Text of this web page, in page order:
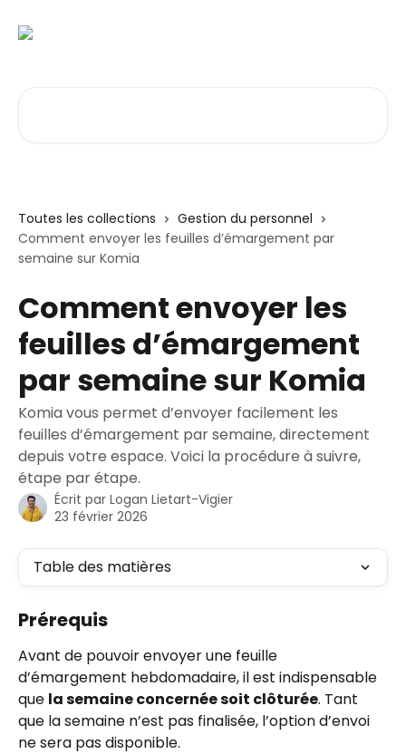
Toutes les collections
Gestion du personnel
Comment envoyer les feuilles d’émargement par
semaine sur Komia
Comment envoyer les
feuilles d’émargement
par semaine sur Komia
Komia vous permet d’envoyer facilement les
feuilles d’émargement par semaine, directement
depuis votre espace. Voici la procédure à suivre,
étape par étape.
Écrit par Logan Lietart-Vigier
23 février 2026
Table des matières
Prérequis
Avant de pouvoir envoyer une feuille
d’émargement hebdomadaire, il est indispensable
que la semaine concernée soit clôturée. Tant
que la semaine n’est pas finalisée, l’option d’envoi
ne sera pas disponible.